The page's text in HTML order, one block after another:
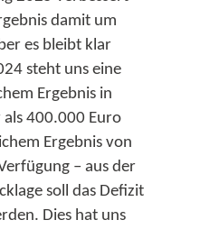
damit um
es bleibt klar
steht uns eine
Ergebnis in
400.000 Euro
Ergebnis von
– aus der
soll das Defizit
Dies hat uns